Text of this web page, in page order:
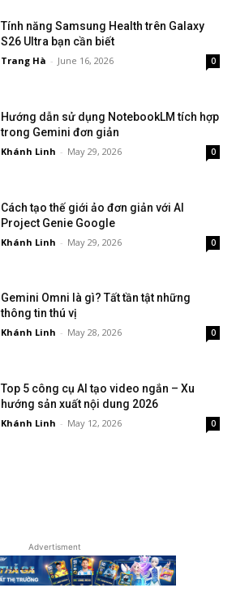
Tính năng Samsung Health trên Galaxy
S26 Ultra bạn cần biết
Trang Hà - June 16, 2026 0
Hướng dẫn sử dụng NotebookLM tích hợp
trong Gemini đơn giản
Khánh Linh - May 29, 2026 0
Cách tạo thế giới ảo đơn giản với AI
Project Genie Google
Khánh Linh - May 29, 2026 0
Gemini Omni là gì? Tất tần tật những
thông tin thú vị
Khánh Linh - May 28, 2026 0
Top 5 công cụ AI tạo video ngắn – Xu
hướng sản xuất nội dung 2026
Khánh Linh - May 12, 2026 0
Advertisment